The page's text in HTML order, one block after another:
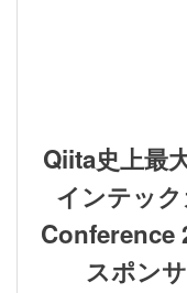
Qiita史上最
インテッ
Conference
スポン